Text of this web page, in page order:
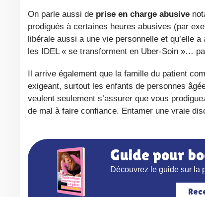
On parle aussi de prise en charge abusive
prodigués à certaines heures abusives (par
libérale aussi a une vie personnelle et qu’elle
les IDEL « se transforment en Uber-Soin »…
Il arrive également que la famille du patient
exigeant, surtout les enfants de personnes
veulent seulement s’assurer que vous
de mal à faire confiance. Entamer une vraie
Guide pour
Découvrez le guide sur